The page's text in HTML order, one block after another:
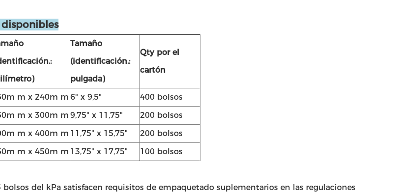
Tamaño
(identificación.:
pulgada)
Qty por el
cartón
m x 240m m 6" x 9,5"
400 bolsos
m x 300m m 9,75" x 11,75"
200 bolsos
m x 400m m 11,75" x 15,75"
200 bolsos
m x 450m m 13,75" x 17,75" 100 bolsos
bolsos del kPa satisfacen requisitos de empaquetado suplementarios en las regulaciones